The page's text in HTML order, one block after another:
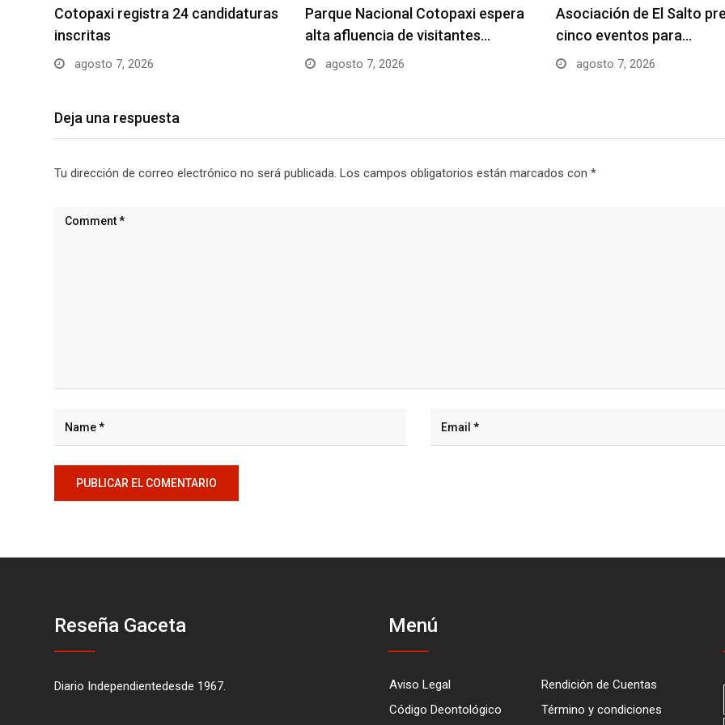
Cotopaxi registra 24 candidaturas
inscritas
agosto 7, 2026
Parque Nacional Cotopaxi espera
alta afluencia de visitantes…
agosto 7, 2026
Asociación de El Salto
cinco eventos para…
agosto 7, 2026
Deja una respuesta
Tu dirección de correo electrónico no será publicada. Los campos obligatorios están marcados con *
Reseña Gaceta
Diario Independientedesde 1967.
Menú
Aviso Legal
Rendición de Cuentas
Código Deontológico
Término y condiciones